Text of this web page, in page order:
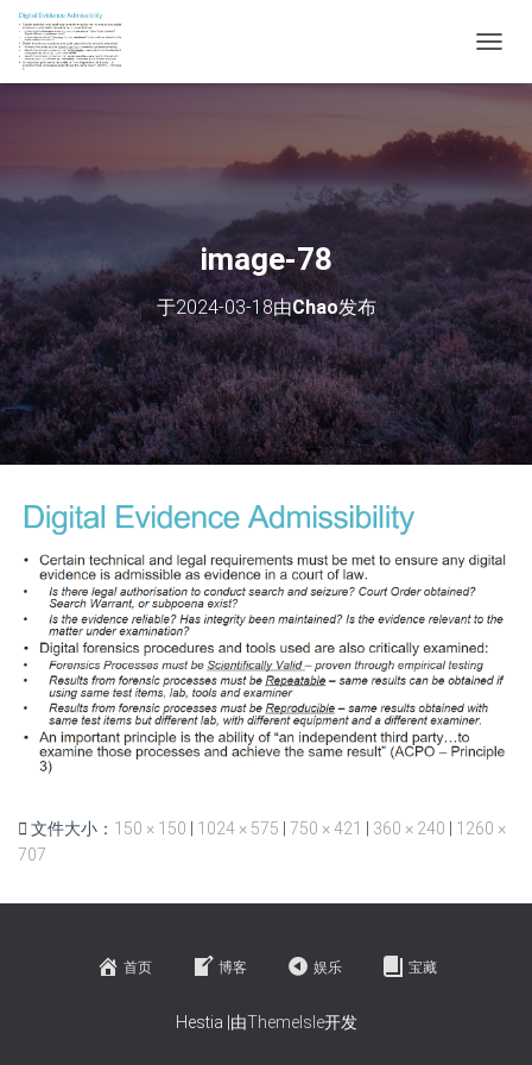
换
image-78
于2024-03-18由Chao发布
文件大小： 150 × 150 | 1024 × 575 | 750 × 421 | 360 × 240 | 1260 ×
707
首页 博客 娱乐 宝藏
Hestia |由ThemeIsle开发